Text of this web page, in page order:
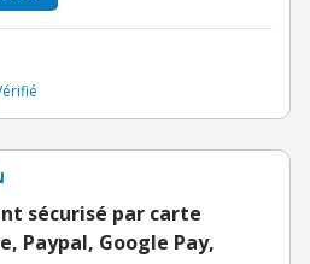
sécurisé par carte
Paypal, Google Pay,